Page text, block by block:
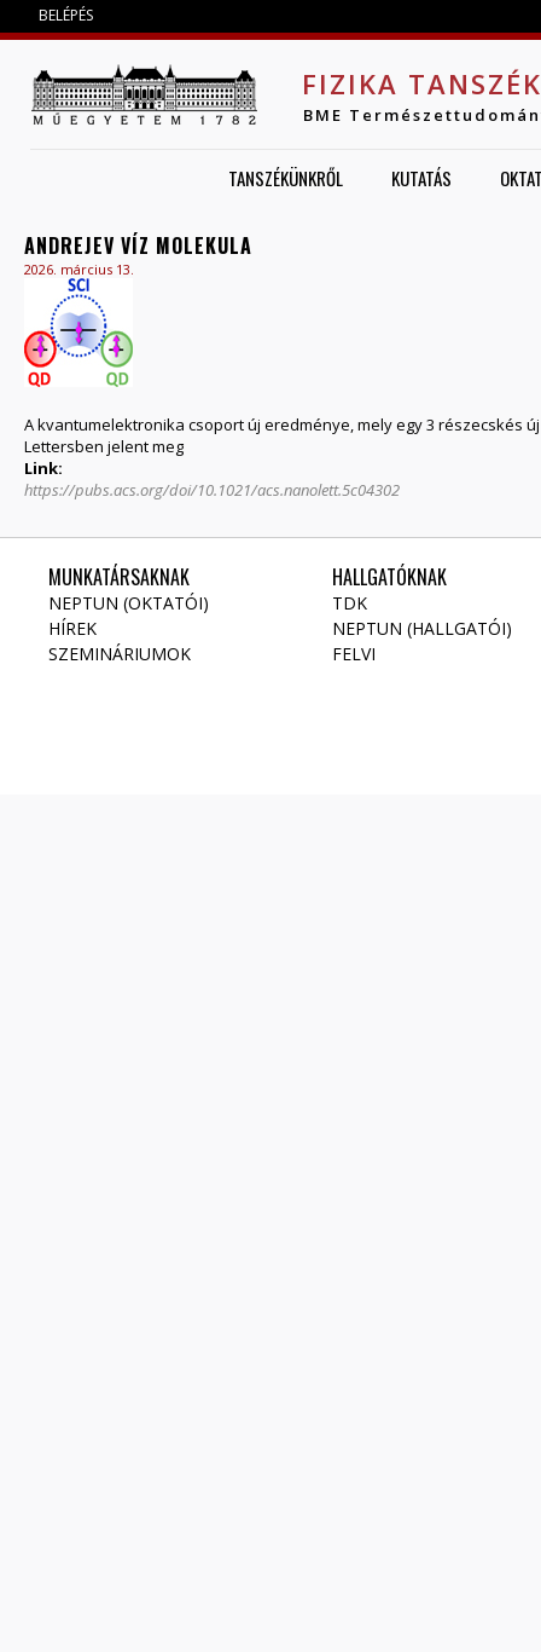
BELÉPÉS
FIZIKA TANSZÉK
BME
TANSZÉKÜNKRŐL KUTATÁS
ANDREJEV VÍZ MOLEKULA
2026. március 13.
A kvantumelektronika csoport új eredménye, mely egy 3
Lettersben jelent meg
Link:
https://pubs.acs.org/doi/10.1021/acs.nanolett.5c04302
MUNKATÁRSAKNAK
NEPTUN (OKTATÓI)
HÍREK
SZEMINÁRIUMOK
HALLGATÓKNAK
TDK
NEPTUN (HALLGATÓI)
FELVI